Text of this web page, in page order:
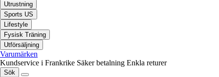
Utrustning
Sports US
Lifestyle
Fysisk Träning
Utförsäljning
Varumärken
Kundservice i Frankrike Säker betalning Enkla returer
Sök